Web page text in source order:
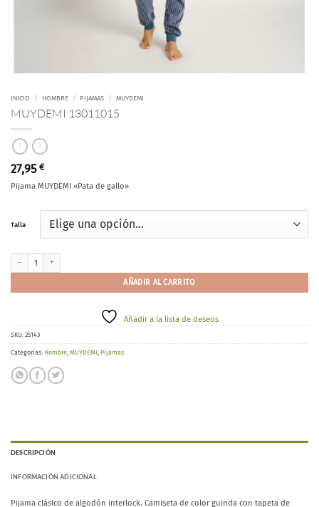
INICIO / HOMBRE / PIJAMAS / MUYDEMI
MUYDEMI 13011015
27,95 €
Pijama MUYDEMI «Pata de gallo»
Talla
AÑADIR AL CARRITO
Añadir a la lista de deseos
SKU: 25143
Categorías: Hombre MUYDEMI Pijamas
DESCRIPCIÓN
INFORMACIÓN ADICIONAL
Pijama clásico de algodón interlock. Camiseta de color guinda con tapeta de